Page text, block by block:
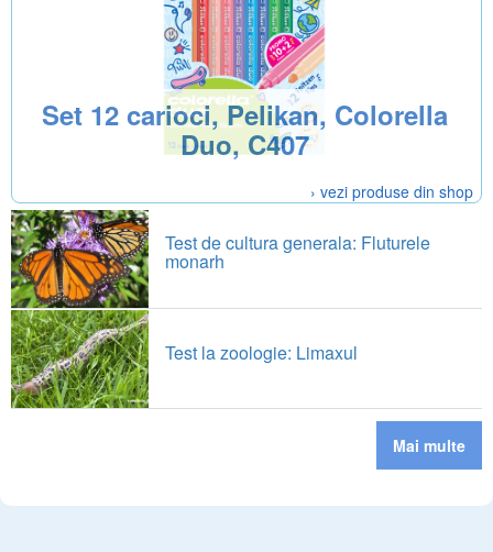
Set 12 carioci, Pelikan, Colorella
Duo, C407
› vezi produse din shop
Test de cultura generala: Fluturele
monarh
Test la zoologie: Limaxul
Mai multe